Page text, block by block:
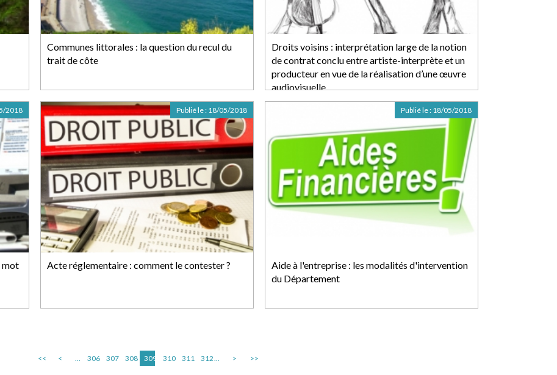
Communes littorales : la question du recul du
trait de côte
Droits voisins : interprétation large de la notion
de contrat conclu entre artiste-interprète et un
producteur en vue de la réalisation d’une œuvre
audiovisuelle
mot
2018
Acte réglementaire : comment le contester ?
Publié le : 18/05/2018
Aide à l'entreprise : les modalités d'intervention
du Département
Publié le : 18/05/2018
<< < ... 306 307 308 309 310 311 312... > >>